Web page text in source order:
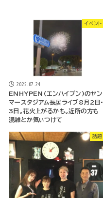
イベント
2025.07.24
ENHYPEN(エンハイプン)のヤン
マースタジアム長居ライブ8月2日・
3日。花火上がるかも。近所の方も
混雑とか気ぃつけて
話題